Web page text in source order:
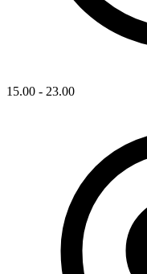
15.00 - 23.00